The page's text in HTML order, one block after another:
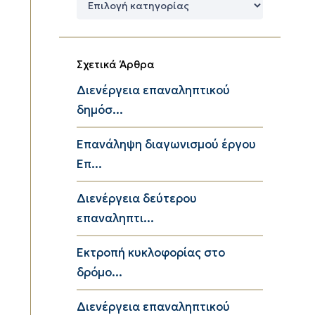
Σχετικά Άρθρα
Διενέργεια επαναληπτικού
δημόσ...
Επανάληψη διαγωνισμού έργου
Επ...
Διενέργεια δεύτερου
επαναληπτι...
Εκτροπή κυκλοφορίας στο
δρόμο...
Διενέργεια επαναληπτικού